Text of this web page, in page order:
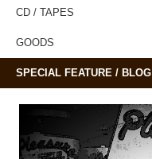
CD / TAPES
GOODS
SPECIAL FEATURE / BLOG